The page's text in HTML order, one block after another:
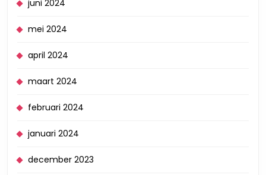
juni 2024
mei 2024
april 2024
maart 2024
februari 2024
januari 2024
december 2023